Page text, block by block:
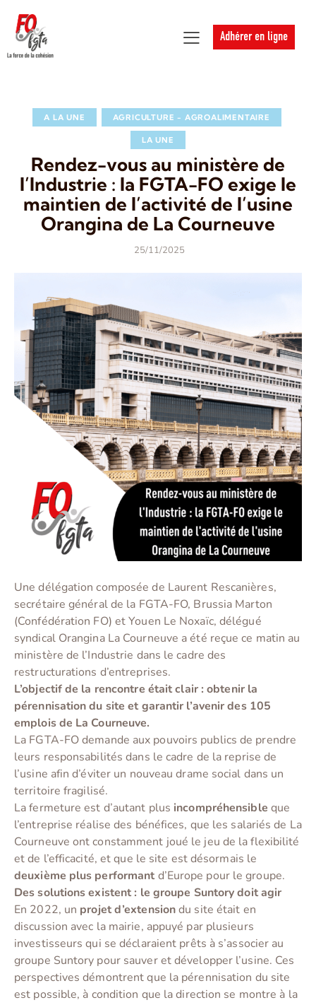
Adhérer en ligne
A LA UNE AGRICULTURE - AGROALIMENTAIRE
LA UNE
Rendez-vous au ministère de
l’Industrie : la FGTA-FO exige le
maintien de l’activité de l’usine
Orangina de La Courneuve
25/11/2025
Une délégation composée de Laurent Rescanières,
secrétaire général de la FGTA-FO, Brussia Marton
(Confédération FO) et Youen Le Noxaïc, délégué
syndical Orangina La Courneuve a été reçue ce matin au
ministère de l’Industrie dans le cadre des
restructurations d’entreprises.
L’objectif de la rencontre était clair : obtenir la
pérennisation du site et garantir l’avenir des 105
emplois de La Courneuve.
La FGTA-FO demande aux pouvoirs publics de prendre
leurs responsabilités dans le cadre de la reprise de
l’usine afin d’éviter un nouveau drame social dans un
territoire fragilisé.
La fermeture est d’autant plus incompréhensible que
l’entreprise réalise des bénéfices, que les salariés de La
Courneuve ont constamment joué le jeu de la flexibilité
et de l’efficacité, et que le site est désormais le
deuxième plus performant d’Europe pour le groupe.
Des solutions existent : le groupe Suntory doit agir
En 2022, un projet d’extensiondu site était en
discussion avec la mairie, appuyé par plusieurs
investisseurs qui se déclaraient prêts à s’associer au
groupe Suntory pour sauver et développer l’usine. Ces
perspectives démontrent que la pérennisation du site
est possible, à condition que la direction se montre à la